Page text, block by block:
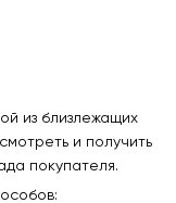
из близлежащих
и получить
покупателя.